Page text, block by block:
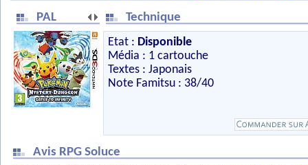
PAL
Technique
Etat : Disponible
Média : 1 cartouche
Textes : Japonais
Note Famitsu : 38/40
Avis RPG Soluce